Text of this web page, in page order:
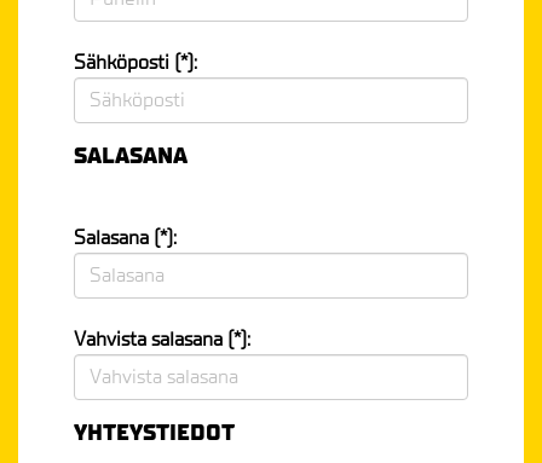
Sähköposti (*):
SALASANA
Salasana (*):
Vahvista salasana (*):
YHTEYSTIEDOT